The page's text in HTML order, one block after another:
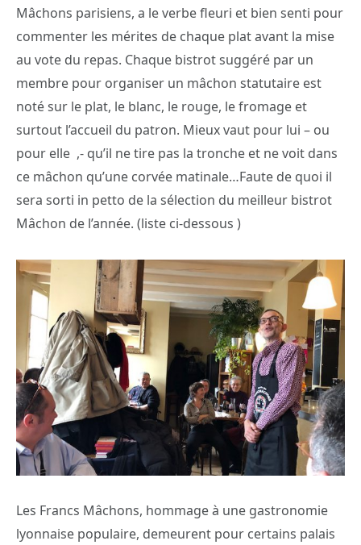
Mâchons parisiens, a le verbe fleuri et bien senti pour
commenter les mérites de chaque plat avant la mise
au vote du repas. Chaque bistrot suggéré par un
membre pour organiser un mâchon statutaire est
noté sur le plat, le blanc, le rouge, le fromage et
surtout l’accueil du patron. Mieux vaut pour lui – ou
pour elle ,- qu’il ne tire pas la tronche et ne voit dans
ce mâchon qu’une corvée matinale…Faute de quoi il
sera sorti in petto de la sélection du meilleur bistrot
Mâchon de l’année. (liste ci-dessous )
Les Francs Mâchons, hommage à une gastronomie
lyonnaise populaire, demeurent pour certains palais